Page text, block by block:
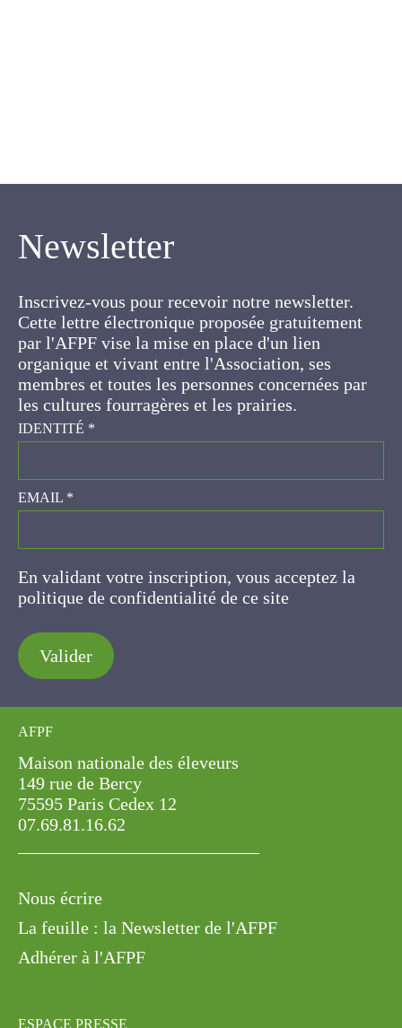
Newsletter
Cette lettre électronique proposée
gratuitement par l'AFPF vise la mise en place
d'un lien organique et vivant entre l'Association,
ses membres et toutes les personnes
concernées par les cultures fourragères et les
prairies.
IDENTITÉ*
EMAIL*
En validant votre inscription, vous acceptez la
politique de confidentialité de ce site
Valider
AFPF
Maison nationale des éleveurs
149 rue de Bercy
75595 Paris Cedex 12
07.69.81.16.62
Nous écrire
La feuille : la Newsletter de l'AFPF
Adhérer à l'AFPF
ESPACE PRESSE